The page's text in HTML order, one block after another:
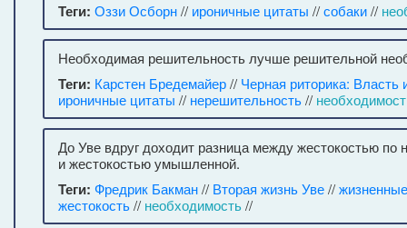
Теги: Оззи Осборн// ироничные цитаты //собаки//
Необходимая решительность лучше решительной
Теги: Карстен Бредемайер// Черная риторика: Власть
ироничные цитаты // нерешительность//
До Уве вдруг доходит разница между жестокостью по
и жестокостью умышленной.
Теги: Фредрик Бакман// Вторая жизнь Уве//
жестокость// необходимость//